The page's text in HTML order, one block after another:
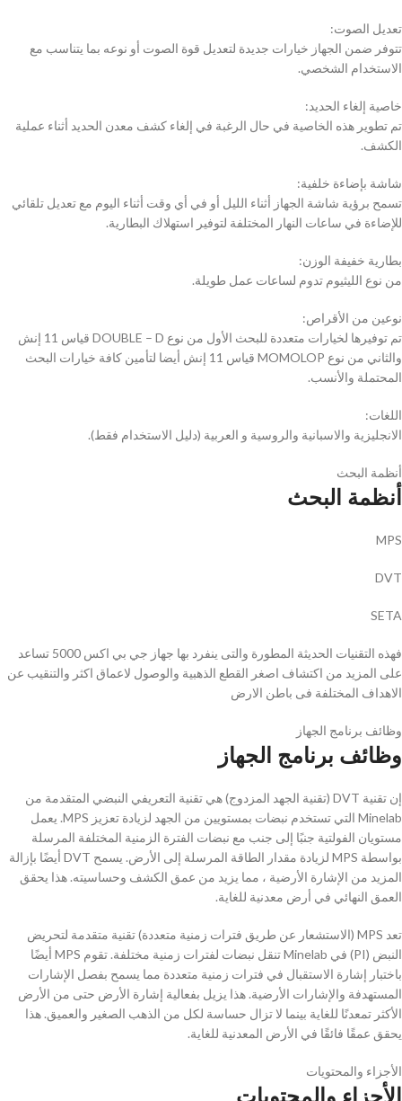
تعديل الصوت:
تتوفر ضمن الجهاز خيارات جديدة لتعديل قوة الصوت أو نوعه بما يتناسب مع
الاستخدام الشخصي.
خاصية إلغاء الحديد:
تم تطوير هذه الخاصية في حال الرغبة في إلغاء كشف معدن الحديد أثناء عملية
الكشف.
شاشة بإضاءة خلفية:
تسمح برؤية شاشة الجهاز أثناء الليل أو في أي وقت أثناء اليوم مع تعديل تلقائي
للإضاءة في ساعات النهار المختلفة لتوفير استهلاك البطارية.
بطارية خفيفة الوزن:
من نوع الليثيوم تدوم لساعات عمل طويلة.
نوعين من الأقراص:
تم توفيرها لخيارات متعددة للبحث الأول من نوع DOUBLE – D قياس 11 إنش
والثاني من نوع MOMOLOP قياس 11 إنش أيضا لتأمين كافة خيارات البحث
المحتملة والأنسب.
اللغات:
الانجليزية والاسبانية والروسية و العربية (دليل الاستخدام فقط).
أنظمة البحث
أنظمة البحث
MPS
DVT
SETA
فهذه التقنيات الحديثة المطورة والتى ينفرد بها جهاز جي بي اكس 5000 تساعد
على المزيد من اكتشاف اصغر القطع الذهبية والوصول لاعماق اكثر والتنقيب عن
الاهداف المختلفة فى باطن الارض
وظائف برنامج الجهاز
وظائف برنامج الجهاز
إن تقنية DVT (تقنية الجهد المزدوج) هي تقنية التعريفي النبضي المتقدمة من
Minelab التي تستخدم نبضات بمستويين من الجهد لزيادة تعزيز MPS. يعمل
مستويان الفولتية جنبًا إلى جنب مع نبضات الفترة الزمنية المختلفة المرسلة
بواسطة MPS لزيادة مقدار الطاقة المرسلة إلى الأرض. يسمح DVT أيضًا بإزالة
المزيد من الإشارة الأرضية ، مما يزيد من عمق الكشف وحساسيته. هذا يحقق
العمق النهائي في أرض معدنية للغاية.
تعد MPS (الاستشعار عن طريق فترات زمنية متعددة) تقنية متقدمة لتحريض
النبض (PI) في Minelab تنقل نبضات لفترات زمنية مختلفة. تقوم MPS أيضًا
باختبار إشارة الاستقبال في فترات زمنية متعددة مما يسمح بفصل الإشارات
المستهدفة والإشارات الأرضية. هذا يزيل بفعالية إشارة الأرض حتى من الأرض
الأكثر تمعدنًا للغاية بينما لا تزال حساسة لكل من الذهب الصغير والعميق. هذا
يحقق عمقًا فائقًا في الأرض المعدنية للغاية.
الأجزاء والمحتويات